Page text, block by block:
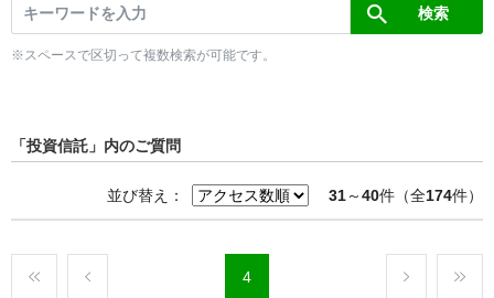
※スペースで区切って複数検索が可能です。
「投資信託」内のご質問
並び替え： 31～40件（全174件）
4